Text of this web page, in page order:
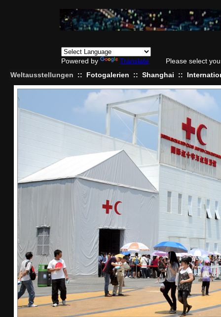
Powered by Translate
Please select
Weltausstellungen
:: Fotogalerien :: Shanghai ::